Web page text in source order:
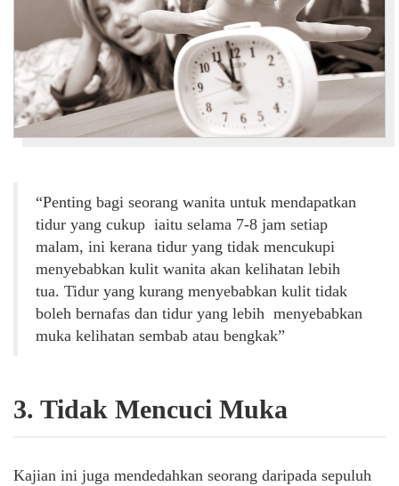
“Penting bagi seorang wanita untuk mendapatkan
tidur yang cukup iaitu selama 7-8 jam setiap
malam, ini kerana tidur yang tidak mencukupi
menyebabkan kulit wanita akan kelihatan lebih
tua. Tidur yang kurang menyebabkan kulit tidak
boleh bernafas dan tidur yang lebih menyebabkan
muka kelihatan sembab atau bengkak”
3. Tidak Mencuci Muka
Kajian ini juga mendedahkan seorang daripada sepuluh